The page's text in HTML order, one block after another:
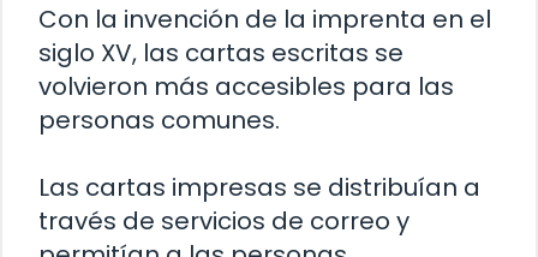
Con la invención de la imprenta en el
siglo XV, las cartas escritas se
volvieron más accesibles para las
personas comunes.
Las cartas impresas se distribuían a
través de servicios de correo y